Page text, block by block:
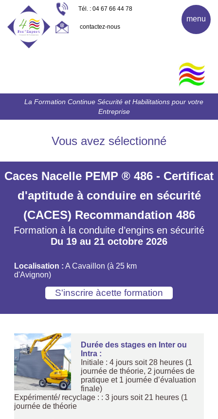
Tél. : 04 67 66 44 78
contactez-nous
La Formation Continue Sécurité et Habilitations pour votre
Entreprise
menu
Vous avez sélectionné
Caces Nacelle PEMP ® 486 - Certificat
d'aptitude à conduire en sécurité
(CACES) Recommandation 486
Formation à la conduite d’engins en sécurité
Du 19 au 21 octobre 2026
Localisation : A Cavaillon (à 25 km
d'Avignon)
Durée des stages en Inter ou
Intra :
Initiale : 4 jours soit 28 heures (1
journée de théorie, 2 journées de
pratique et 1 journée d’évaluation
finale)
Expérimenté/ recyclage : : 3 jours soit 21 heures (1
journée de théorie